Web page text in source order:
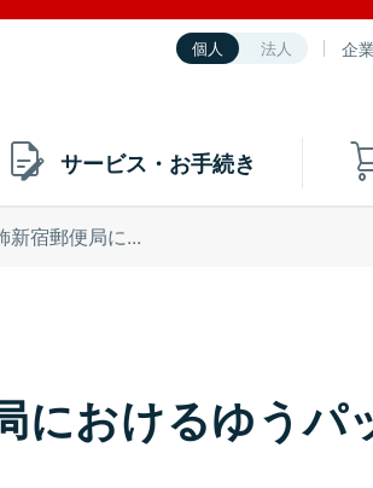
個人 法人 企
サービス・お手続き
宿郵便局に...
おけるゆうパ